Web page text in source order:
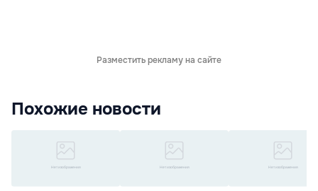
Разместить рекламу на сайте
Похожие новости